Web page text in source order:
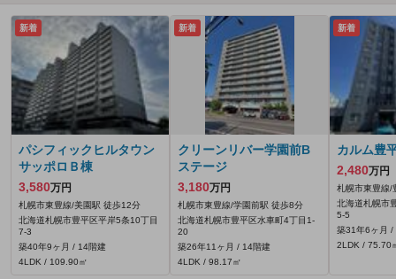
新着
パシフィックヒルタウン
サッポロＢ棟
3,580万円
札幌市東豊線/美園駅 徒歩12分
北海道札幌市豊平区平岸5条10丁目
7-3
築40年9ヶ月 / 14階建
4LDK / 109.90㎡
新着
クリーンリバー学園前B
ステージ
3,180万円
札幌市東豊線/学園前駅 徒歩8分
北海道札幌市豊平区水車町4丁目1-
20
築26年11ヶ月 / 14階建
4LDK / 98.17㎡
新着
カルム豊
2,480万円
札幌市東豊線/
北海道札幌市
5-5
築31年6ヶ月 /
2LDK / 75.70